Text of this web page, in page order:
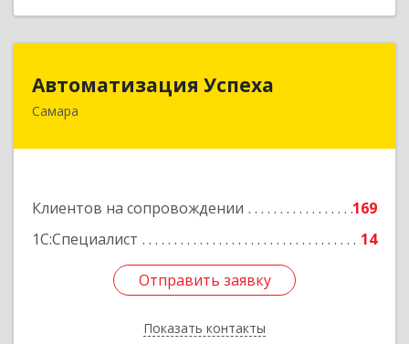
Автоматизация Успеха
Самара
Клиентов на сопровождении
169
1С:Специалист
14
Отправить заявку
Показать контакты
Отправить заявку
Назад